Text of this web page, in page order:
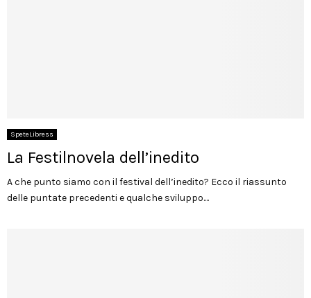
SpeteLibress
La Festilnovela dell’inedito
A che punto siamo con il festival dell’inedito? Ecco il riassunto
delle puntate precedenti e qualche sviluppo....